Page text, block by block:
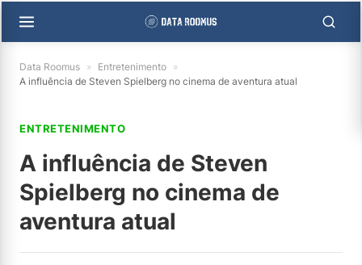
Data Roomus » Entretenimento »
A influência de Steven Spielberg no cinema de aventura atual
ENTRETENIMENTO
A influência de Steven
Spielberg no cinema de
aventura atual